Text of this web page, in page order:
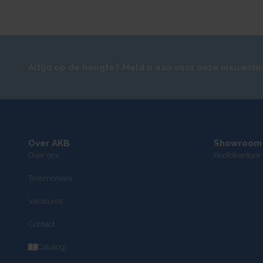
Over AKB
Over ons
Testimonials
Vacatures
Contact
Catalogi
Showroom
Hoofdkantoor